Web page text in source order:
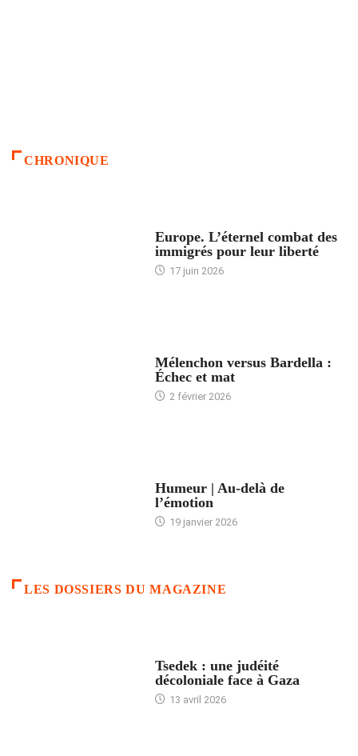
CHRONIQUE
Europe. L’éternel combat des
immigrés pour leur liberté
17 juin 2026
Mélenchon versus Bardella :
Échec et mat
2 février 2026
Humeur | Au-delà de
l’émotion
19 janvier 2026
LES DOSSIERS DU MAGAZINE
Tsedek : une judéité
décoloniale face à Gaza
13 avril 2026